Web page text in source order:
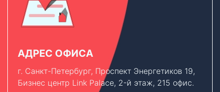
АДРЕС ОФИСА
г. Санкт-Петербург, Проспект Энергетиков 19,
Бизнес центр Link Palace, 2-й этаж, 215 офис.